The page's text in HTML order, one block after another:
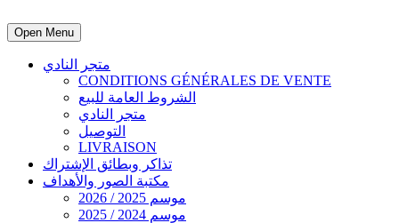
Open Menu
متجر النادي
CONDITIONS GÉNÉRALES DE VENTE
الشروط العامة للبيع
متجر النادي
التوصيل
LIVRAISON
تذاكر وبطائق الإشتراك
مكتبة الصور والأهداف
موسم 2025 / 2026
موسم 2024 / 2025